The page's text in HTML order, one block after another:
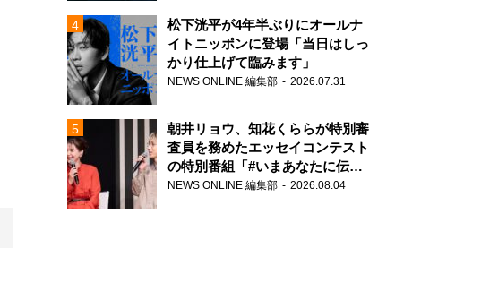
松下洸平が4年半ぶりにオールナ
イトニッポンに登場「当日はしっ
かり仕上げて臨みます」
NEWS ONLINE 編集部 2026.07.31
朝井リョウ、知花くららが特別審
査員を務めたエッセイコンテスト
の特別番組「#いまあなたに伝え
たいこと」
NEWS ONLINE 編集部 2026.08.04